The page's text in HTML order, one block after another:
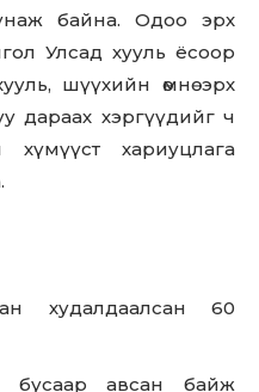
унаж байна. Одоо эрх
Улсад хууль ёсоор
шүүхийн өмнө эрх
дараах хэргүүдийг ч
хариуцлага
худалдаалсан 60
бусаар авсан байж